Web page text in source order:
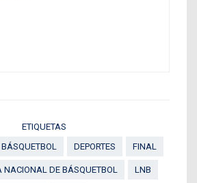
ETIQUETAS
BÁSQUETBOL DEPORTES FINAL
NACIONAL DE BÁSQUETBOL LNB